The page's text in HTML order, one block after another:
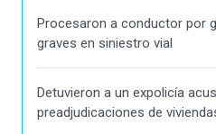
Procesaron a conductor por
graves en siniestro vial
Detuvieron a un expolicía
preadjudicaciones de